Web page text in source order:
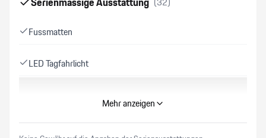
Fussmatten
LED Tagfahrlicht
Einstiegsleisten Edelstahl
Mehr anzeigen